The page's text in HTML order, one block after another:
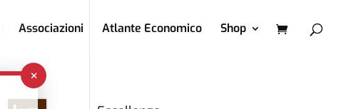
Associazioni Atlante Economico Shop
×